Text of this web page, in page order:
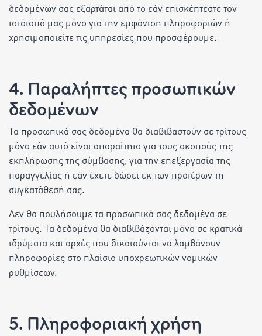
δεδομένων σας εξαρτάται από το εάν επισκέπτεστε τον
ιστότοπό μας μόνο για την εμφάνιση πληροφοριών ή
χρησιμοποιείτε τις υπηρεσίες που προσφέρουμε.
4. Παραλήπτες προσωπικών
δεδομένων
Τα προσωπικά σας δεδομένα θα διαβιβαστούν σε τρίτους
μόνο εάν αυτό είναι απαραίτητο για τους σκοπούς της
εκπλήρωσης της σύμβασης, για την επεξεργασία της
παραγγελίας ή εάν έχετε δώσει εκ των προτέρων τη
συγκατάθεσή σας.
Δεν θα πουλήσουμε τα προσωπικά σας δεδομένα σε
τρίτους. Τα δεδομένα θα διαβιβάζονται μόνο σε κρατικά
ιδρύματα και αρχές που δικαιούνται να λαμβάνουν
πληροφορίες στο πλαίσιο υποχρεωτικών νομικών
ρυθμίσεων.
5. Πληροφοριακή χρήση